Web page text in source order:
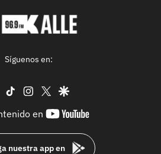
Síguenos en:
facebook
tiktok instagram
twittergoogle
en
youtube-
nuestra app en